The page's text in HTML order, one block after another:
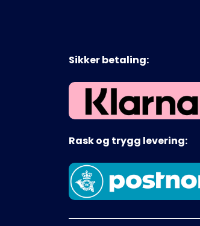
Sikker betaling:
Rask og trygg levering: